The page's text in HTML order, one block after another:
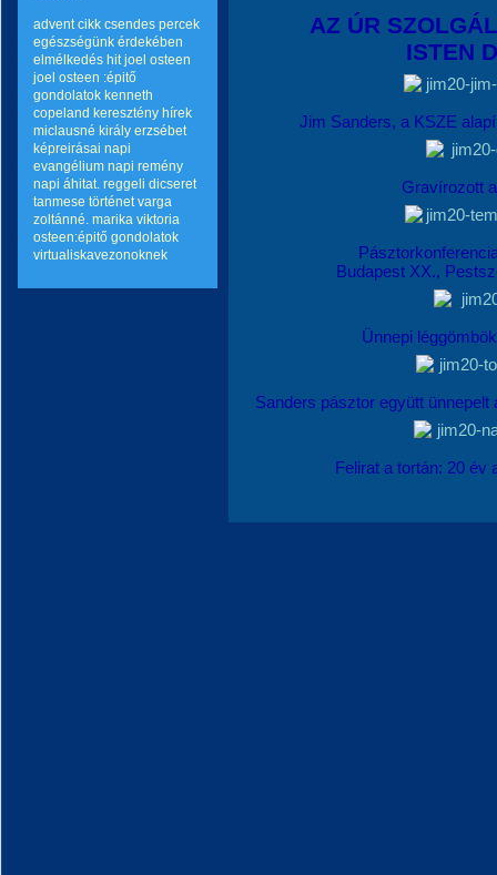
advent cikk csendes percek
egészségünk érdekében
elmélkedés hit joel osteen
joel osteen :épitő
gondolatok kenneth
copeland keresztény hírek
miclausné király erzsébet
képreirásai napi
evangélium napi remény
napi áhitat. reggeli dicseret
tanmese történet varga
zoltánné. marika viktoria
osteen:épitő gondolatok
virtualiskavezonoknek
AZ ÚR
ISTEN
Jim Sanders, a KSZE
Gravírozott
Budapest XX.,
Ünnepi
Sanders pásztor együtt
Felirat a tortán: 20 év